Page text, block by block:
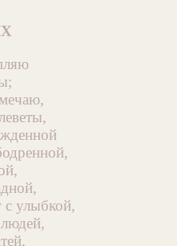
улыбкой,